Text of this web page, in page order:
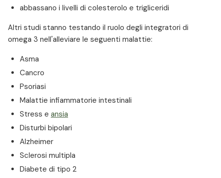
abbassano i livelli di colesterolo e trigliceridi
Altri studi stanno testando il ruolo degli integratori di
omega 3 nell'alleviare le seguenti malattie:
Asma
Cancro
Psoriasi
Malattie infiammatorie intestinali
Stress e ansia
Disturbi bipolari
Alzheimer
Sclerosi multipla
Diabete di tipo 2